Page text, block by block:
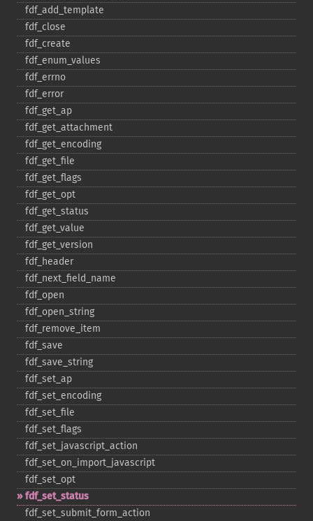
fdf_​add_​template
fdf_​close
fdf_​create
fdf_​enum_​values
fdf_​errno
fdf_​error
fdf_​get_​ap
fdf_​get_​attachment
fdf_​get_​encoding
fdf_​get_​file
fdf_​get_​flags
fdf_​get_​opt
fdf_​get_​status
fdf_​get_​value
fdf_​get_​version
fdf_​header
fdf_​next_​field_​name
fdf_​open
fdf_​open_​string
fdf_​remove_​item
fdf_​save
fdf_​save_​string
fdf_​set_​ap
fdf_​set_​encoding
fdf_​set_​file
fdf_​set_​flags
fdf_​set_​javascript_​action
fdf_​set_​on_​import_​javascript
fdf_​set_​opt
fdf_​set_​status
fdf_​set_​submit_​form_​action